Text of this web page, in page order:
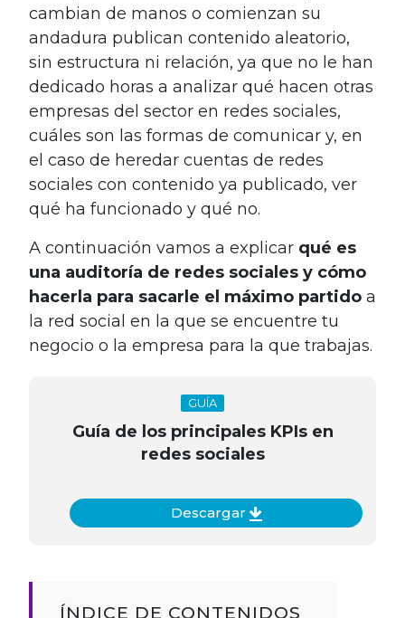
cambian de manos o comienzan su
andadura publican contenido aleatorio,
sin estructura ni relación, ya que no le han
dedicado horas a analizar qué hacen otras
empresas del sector en redes sociales,
cuáles son las formas de comunicar y, en
el caso de heredar cuentas de redes
sociales con contenido ya publicado, ver
qué ha funcionado y qué no.
A continuación vamos a explicar qué es
una auditoría de redes sociales y cómo
hacerla para sacarle el máximo partido a
la red social en la que se encuentre tu
negocio o la empresa para la que trabajas.
GUÍA
Guía de los principales KPIs en
redes sociales
Descargar
ÍNDICE DE CONTENIDOS